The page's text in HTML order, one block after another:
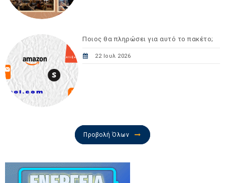
Ποιος θα πληρώσει για αυτό το πακέτο;
22 Ιουλ 2026
Προβολή Όλων